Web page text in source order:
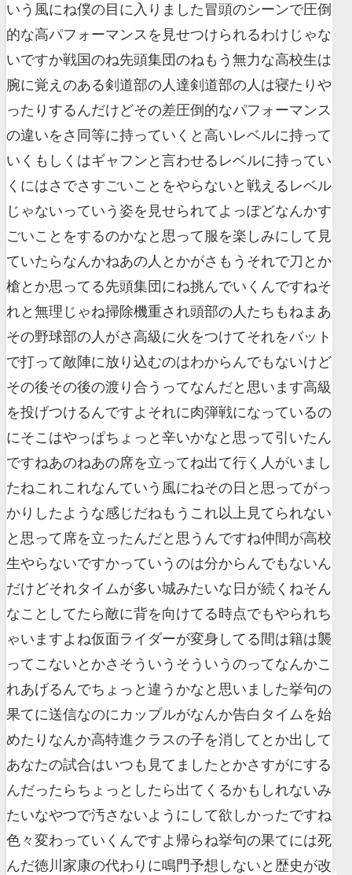
いう風にね僕の目に入りました冒頭のシーンで圧倒
的な高パフォーマンスを見せつけられるわけじゃな
いですか戦国のね先頭集団のねもう無力な高校生は
腕に覚えのある剣道部の人達剣道部の人は寝たりや
ったりするんだけどその差圧倒的なパフォーマンス
の違いをさ同等に持っていくと高いレベルに持って
いくもしくはギャフンと言わせるレベルに持ってい
くにはさでさすごいことをやらないと戦えるレベル
じゃないっていう姿を見せられてよっぽどなんかす
ごいことをするのかなと思って服を楽しみにして見
ていたらなんかねあの人とかがさもうそれで刀とか
槍とか思ってる先頭集団にね挑んでいくんですねそ
れと無理じゃね掃除機重され頭部の人たちもねまあ
その野球部の人がさ高級に火をつけてそれをバット
で打って敵陣に放り込むのはわからんでもないけど
その後その後の渡り合うってなんだと思います高級
を投げつけるんですよそれに肉弾戦になっているの
にそこはやっぱちょっと辛いかなと思って引いたん
ですねあのねあの席を立ってね出て行く人がいまし
たねこれこれなんていう風にねその日と思ってがっ
かりしたような感じだねもうこれ以上見てられない
と思って席を立ったんだと思うんですね仲間が高校
生やらないですかっていうのは分からんでもないん
だけどそれタイムが多い城みたいな日が続くねそん
なことしてたら敵に背を向けてる時点でもやられち
ゃいますよね仮面ライダーが変身してる間は籍は襲
ってこないとかさそういうそういうのってなんかこ
れあげるんでちょっと違うかなと思いました挙句の
果てに送信なのにカップルがなんか告白タイムを始
めたりなんか高特進クラスの子を消してとか出して
あなたの試合はいつも見てましたとかさすがにする
んだったらちょっとしたら出てくるかもしれないみ
たいなやつで汚さないようにして欲しかったですね
色々変わっていくんですよ帰らね挙句の果てには死
んだ徳川家康の代わりに鳴門予想しないと歴史が改